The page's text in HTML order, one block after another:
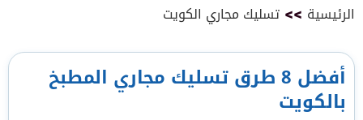
الرئيسية >> تسليك مجاري الكويت
أفضل 8 طرق تسليك مجاري المطبخ
بالكويت